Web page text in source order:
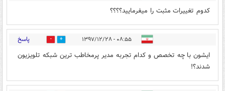
کدوم تغییرات مثبت را میفرمایید؟؟؟؟
۰۸:۵۵ - ۱۳۹۷/۱۲/۲۸ 26 پاسخ
ایشون با چه تخصص و کدام تجربه مدیر پرمخاطب ترین شبکه تلویزیون
شدند؟!